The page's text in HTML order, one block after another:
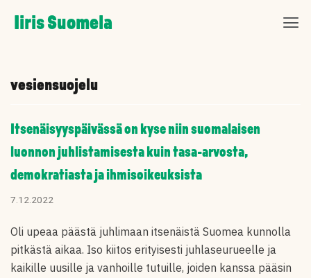
Skip
to
Iiris Suomela
vesiensuojelu
Itsenäisyyspäivässä on kyse niin suomalaisen
luonnon juhlistamisesta kuin tasa-arvosta,
demokratiasta ja ihmisoikeuksista
7.12.2022
Oli upeaa päästä juhlimaan itsenäistä Suomea kunnolla
pitkästä aikaa. Iso kiitos erityisesti juhlaseurueelle ja
kaikille uusille ja vanhoille tutuille, joiden kanssa pääsin